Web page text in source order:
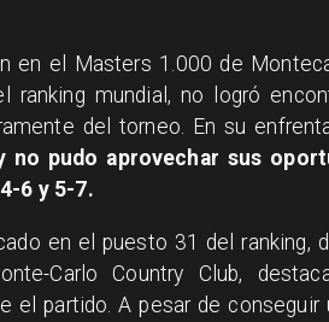
en el Masters 1.000 de
ranking mundial, no logró
del torneo. En su
no pudo aprovechar sus
6 y 5-7.
en el puesto 31 del ranking,
Carlo Country Club,
el partido. A pesar de conseguir